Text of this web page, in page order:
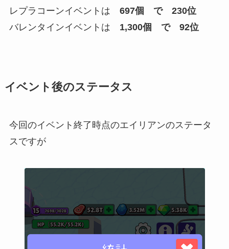
レプラコーンイベントは 697個 で 230位
バレンタインイベントは 1,300個 で 92位
イベント後のステータス
今回のイベント終了時点のエイリアンのステータ
スですが